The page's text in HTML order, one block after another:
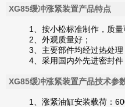
XG85缓冲涨紧装置产品特点
1、按小松标准制作，质量
2、外观质量好；
3、主要部件均经过热处
4、采用国内外先进密封件
XG85缓冲涨紧装置产品技术参
1、涨紧油缸安装载荷：